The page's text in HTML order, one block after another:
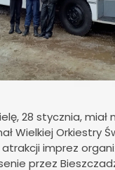
28 stycznia, miał
Wielkiej Orkiestry
imprez
przez